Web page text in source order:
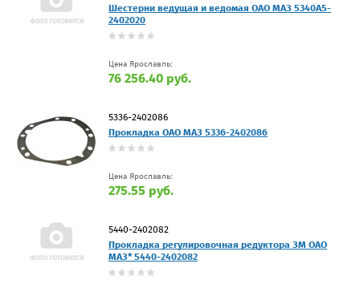
Шестерни ведущая и ведомая ОАО МАЗ 5340А5-
2402020
Цена Ярославль:
76 256.40 руб.
5336-2402086
Прокладка ОАО МАЗ 5336-2402086
Цена Ярославль:
275.55 руб.
5440-2402082
Прокладка регулировочная редуктора ЗМ ОАО
МАЗ* 5440-2402082